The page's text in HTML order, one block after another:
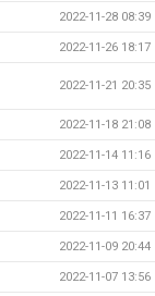
2022-11-28 08:39
2022-11-26 18:17
2022-11-21 20:35
2022-11-18 21:08
2022-11-14 11:16
2022-11-13 11:01
2022-11-11 16:37
2022-11-09 20:44
2022-11-07 13:56